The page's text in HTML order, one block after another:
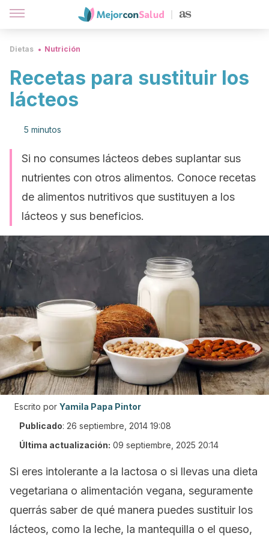
Dietas Nutrición
Recetas para sustituir los
lácteos
5 minutos
Si no consumes lácteos debes suplantar sus
nutrientes con otros alimentos. Conoce recetas
de alimentos nutritivos que sustituyen a los
lácteos y sus beneficios.
Escrito por Yamila Papa Pintor
Publicado: 26 septiembre, 2014 19:08
Última actualización: 09 septiembre, 2025 20:14
Si eres intolerante a la lactosa o si llevas una dieta
vegetariana o alimentación vegana, seguramente
querrás saber de qué manera puedes sustituir los
lácteos, como la leche, la mantequilla o el queso,